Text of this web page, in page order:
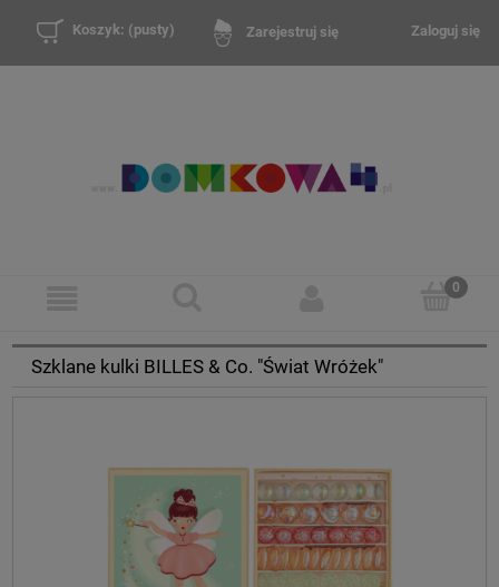
Zarejestruj się Zaloguj się
Koszyk: (pusty)
Szklane kulki BILLES & Co. "Świat Wróżek"